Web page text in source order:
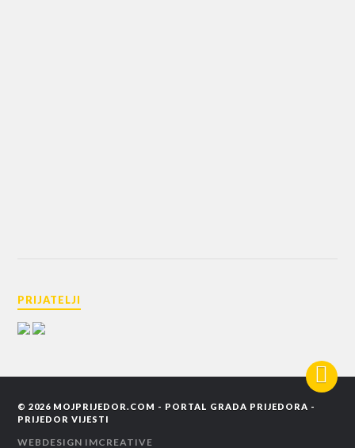
PRIJATELJI
© 2026 MOJPRIJEDOR.COM - PORTAL GRADA PRIJEDORA -
PRIJEDOR VIJESTI
WEBDESIGN IMCREATIVE